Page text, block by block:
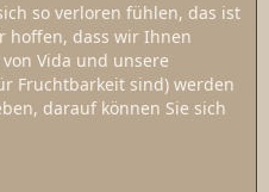
so verloren fühlen, das ist
hoffen, dass wir Ihnen
Vida und unsere
Fruchtbarkeit sind) werden
darauf können Sie sich